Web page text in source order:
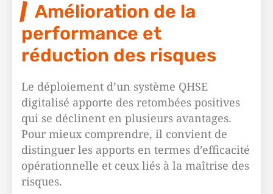
Amélioration de la
performance et
réduction des risques
Le déploiement d’un système QHSE
digitalisé apporte des retombées positives
qui se déclinent en plusieurs avantages.
Pour mieux comprendre, il convient de
distinguer les apports en termes d’efficacité
opérationnelle et ceux liés à la maîtrise des
risques.